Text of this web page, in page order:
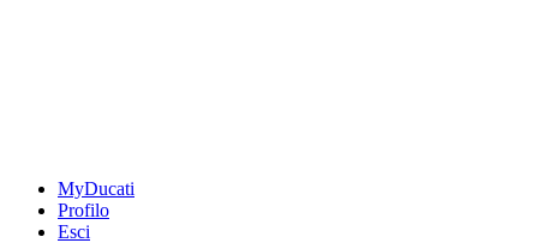
MyDucati
Profilo
Esci